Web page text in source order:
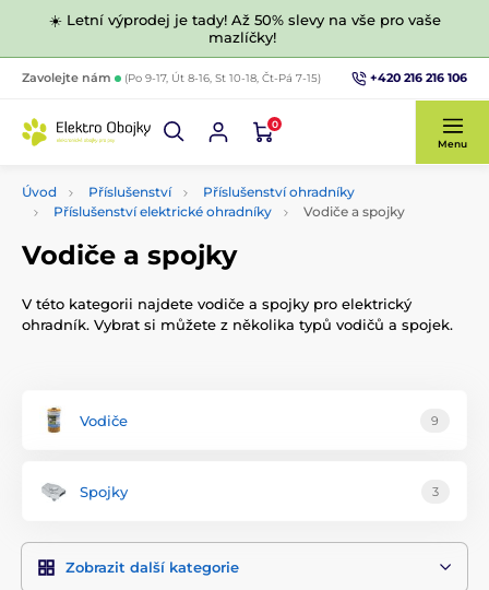
☀️ Letní výprodej je tady! Až 50% slevy na vše pro vaše
mazlíčky!
Zavolejte nám (Po 9-17, Út 8-16, St 10-18, Čt-Pá 7-15) +420 216 216 106
0
Menu
Úvod Příslušenství
Příslušenství ohradníky
Příslušenství elektrické ohradníky
Vodiče a spojky
Vodiče a spojky
V této kategorii najdete vodiče a spojky pro elektrický
ohradník. Vybrat si můžete z několika typů vodičů a spojek.
Vodiče 9
Spojky 3
Zobrazit další kategorie